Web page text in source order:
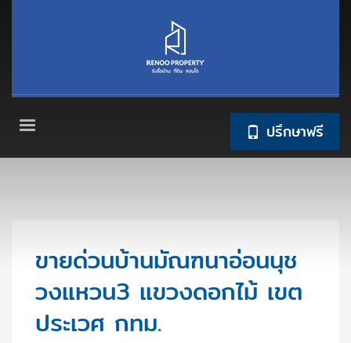
ปรึกษาฟรี
ขายด่วนบ้านมัณฑนาอ่อนนุช
วงแหวน3 แขวงดอกไม้ เขต
ประเวศ กทม.